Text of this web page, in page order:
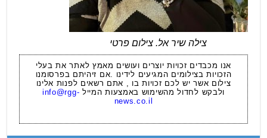
צילה שיר אל. צילום פרטי
אנו מכבדים זכויות יוצרים ועושים מאמץ לאתר את בעלי
הזכויות בצילומים המגיעים לידינו .אם זיהיתם בפרסומנו
צילום אשר יש לכם זכויות בו , אתם רשאים לפנות אלינו
ולבקש לחדול מהשימוש באמצעות המייל info@rgg-
news.co.il